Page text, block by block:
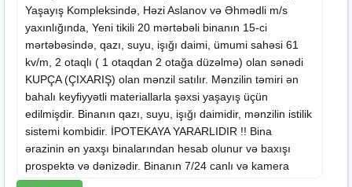
Yaşayış Kompleksində, Həzi Aslanov və Əhmədli m/s
yaxınlığında, Yeni tikili 20 mərtəbəli binanın 15-ci
mərtəbəsində, qazı, suyu, işığı daimi, ümumi sahəsi 61
kv/m, 2 otaqlı ( 1 otaqdan 2 otağa düzəlmə) olan sənədi
KUPÇA (ÇIXARIŞ) olan mənzil satılır. Mənzilin təmiri ən
bahalı keyfiyyətli materiallarla şəxsi yaşayış üçün
edilmişdir. Binanın qazı, suyu, işığı daimidir, mənzilin istilik
sistemi kombidir. İPOTEKAYA YARARLIDIR !! Bina
ərazinin ən yaxşı binalarından hesab olunur və baxışı
prospektə və dənizədir. Binanın 7/24 canlı və kamera
müşahidəsi ilə muhafizəsi sizin təhlükəsizliyinizə